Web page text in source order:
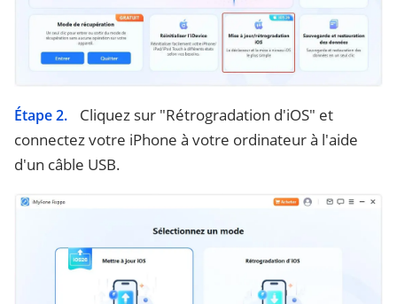
Étape 2.
Cliquez sur "Rétrogradation d'iOS" et
connectez votre iPhone à votre ordinateur à l'aide
d'un câble USB.